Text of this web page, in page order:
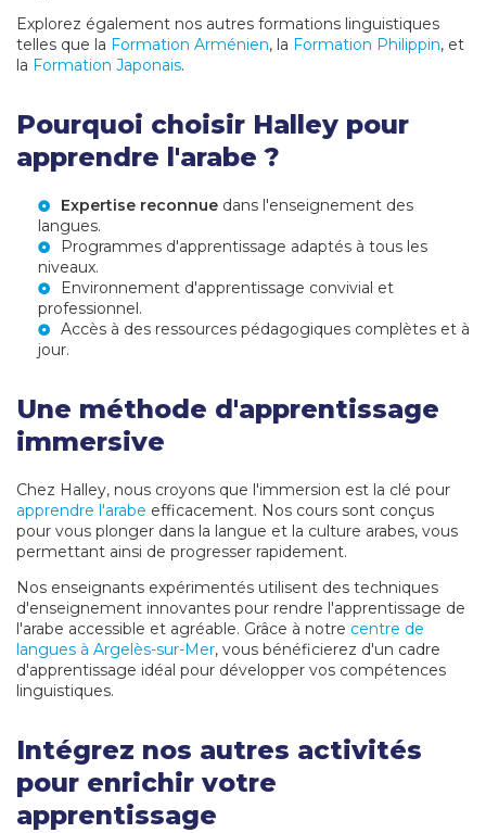
Explorez également nos autres formations linguistiques
telles que la Formation Arménien, la Formation Philippin, et
la Formation Japonais.
Pourquoi choisir Halley pour
apprendre l'arabe ?
Expertise reconnue dans l'enseignement des
langues.
Programmes d'apprentissage adaptés à tous les
niveaux.
Environnement d'apprentissage convivial et
professionnel.
Accès à des ressources pédagogiques complètes et à
jour.
Une méthode d'apprentissage
immersive
Chez Halley, nous croyons que l'immersion est la clé pour
apprendre l'arabe efficacement. Nos cours sont conçus
pour vous plonger dans la langue et la culture arabes, vous
permettant ainsi de progresser rapidement.
Nos enseignants expérimentés utilisent des techniques
d'enseignement innovantes pour rendre l'apprentissage de
l'arabe accessible et agréable. Grâce à notre centre de
langues à Argelès-sur-Mer, vous bénéficierez d'un cadre
d'apprentissage idéal pour développer vos compétences
linguistiques.
Intégrez nos autres activités
pour enrichir votre
apprentissage